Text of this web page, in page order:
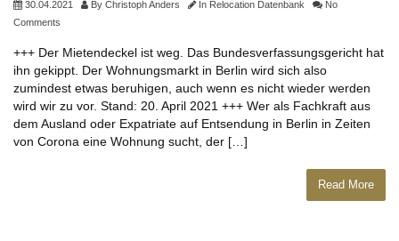
30.04.2021 By Christoph Anders In Relocation Datenbank
No
Comments
+++ Der Mietendeckel ist weg. Das Bundesverfassungsgericht hat
ihn gekippt. Der Wohnungsmarkt in Berlin wird sich also
zumindest etwas beruhigen, auch wenn es nicht wieder werden
wird wir zu vor. Stand: 20. April 2021 +++ Wer als Fachkraft aus
dem Ausland oder Expatriate auf Entsendung in Berlin in Zeiten
von Corona eine Wohnung sucht, der […]
Read More